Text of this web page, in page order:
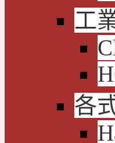
工
各